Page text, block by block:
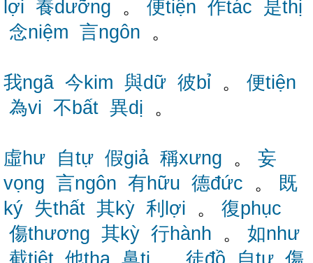
lợi 養dưỡng 。 便tiện 作tác 是thị
念niệm 言ngôn 。
我ngã 今kim 與dữ 彼bỉ 。 便tiện
為vi 不bất 異dị 。
虛hư 自tự 假giả 稱xưng 。 妄
vọng 言ngôn 有hữu 德đức 。 既
ký 失thất 其kỳ 利lợi 。 復phục
傷thương 其kỳ 行hành 。 如như
截tiệt 他tha 鼻tị 徒đồ 自tự 傷